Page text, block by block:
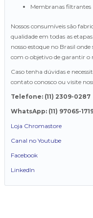
Membranas filtrantes
Nossos consumíveis são
qualidade em todas as
nosso estoque no Brasil
com o objetivo de garantir o
Caso tenha dúvidas e
contato conosco ou visite
Telefone: (11) 2309-0287
WhatsApp: (11) 97065-
Loja Chromastore
Canal no Youtube
Facebook
LinkedIn